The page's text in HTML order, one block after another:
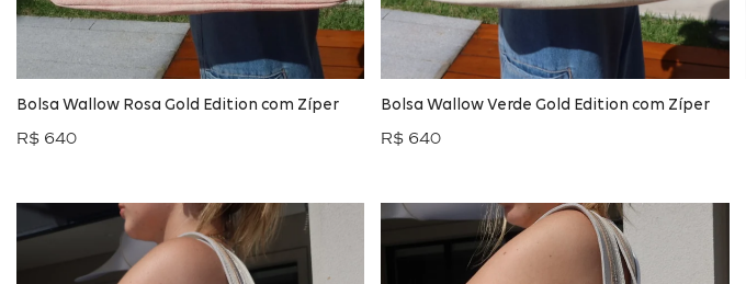
Bolsa Wallow Rosa Gold Edition com Zíper
R$ 640
Bolsa Wallow Verde Gold Edition com Zíper
R$ 640